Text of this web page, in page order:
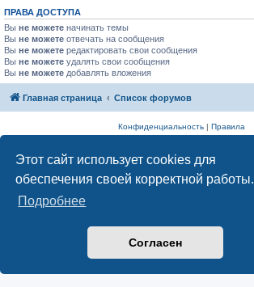
Этот сайт использует cookies для
обеспечения своей корректной работы.
Подробнее
Согласен
ПРАВА ДОСТУПА
Вы не можете начинать темы
Вы не можете отвечать на сообщения
Вы не можете редактировать свои сообщения
Вы не можете удалять свои сообщения
Вы не можете добавлять вложения
Главная страница Список форумов
Конфиденциальность| Правила